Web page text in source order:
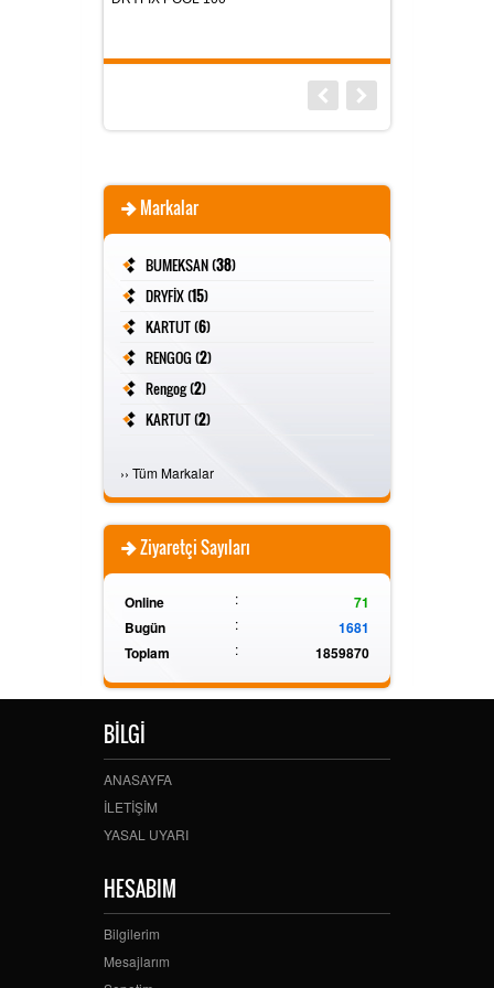
Markalar
BUMEKSAN (38)
DRYFİX (15)
KARTUT (6)
RENGOG (2)
Rengog (2)
KARTUT (2)
›› Tüm Markalar
Ziyaretçi Sayıları
Online :
71
Bugün
:
1681
Toplam
: 1859870
BİLGİ
ANASAYFA
İLETİŞİM
YASAL UYARI
HESABIM
Bilgilerim
Mesajlarım